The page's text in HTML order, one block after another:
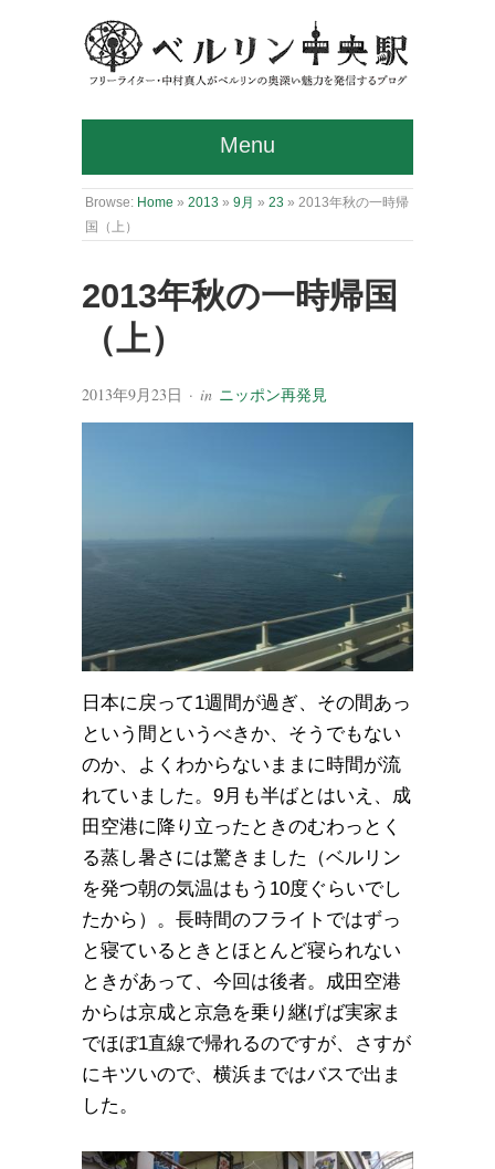
Menu
Browse: Home » 2013 » 9月 » 23 » 2013年秋の一時帰
国（上）
2013年秋の一時帰国
（上）
2013年9月23日 · in ニッポン再発見
日本に戻って1週間が過ぎ、その間あっ
という間というべきか、そうでもない
のか、よくわからないままに時間が流
れていました。9月も半ばとはいえ、成
田空港に降り立ったときのむわっとく
る蒸し暑さには驚きました（ベルリン
を発つ朝の気温はもう10度ぐらいでし
たから）。長時間のフライトではずっ
と寝ているときとほとんど寝られない
ときがあって、今回は後者。成田空港
からは京成と京急を乗り継げば実家ま
でほぼ1直線で帰れるのですが、さすが
にキツいので、横浜まではバスで出ま
した。